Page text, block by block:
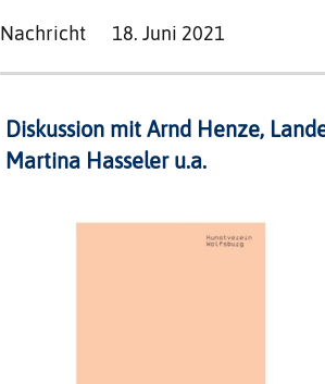
Nachricht 18. Juni 2021
Diskussion mit Arnd Henze,
Martina Hasseler u.a.